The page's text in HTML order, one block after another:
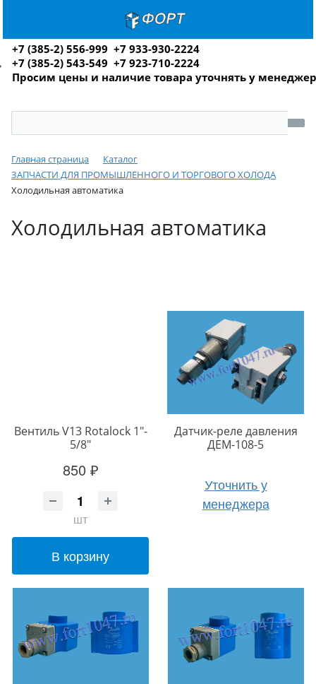
+7 (385-2) 556-999 +7 933-930-2224
+7 (385-2) 543-549 +7 923-710-2224
Просим цены и наличие товара уточнять у
Главная страница
Каталог
ЗАПЧАСТИ ДЛЯ ПРОМЫШЛЕННОГО И ТОРГОВОГО ХОЛОДА
Холодильная автоматика
Холодильная автоматика
Вентиль V13 Rotalock 1"-
5/8"
850 ₽
шт
В корзину
Датчик-реле давления
ДЕМ-108-5
Уточнить у
менеджера